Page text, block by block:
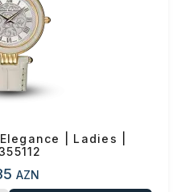
| Ladies |
AZN